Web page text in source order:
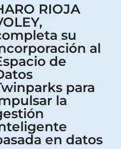
RIOJA
su
al
de
para
la
en datos